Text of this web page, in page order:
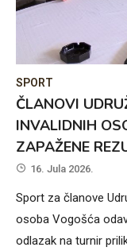
SPORT
ČLANOVI
INVALIDNIH
ZAPAŽENE
16. Jula 2026.
Sport za članove
osoba Vogošća
odlazak na turnir